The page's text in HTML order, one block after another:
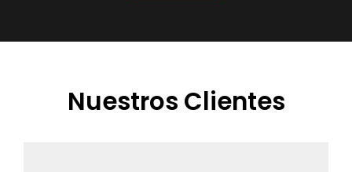
Nuestros Clientes